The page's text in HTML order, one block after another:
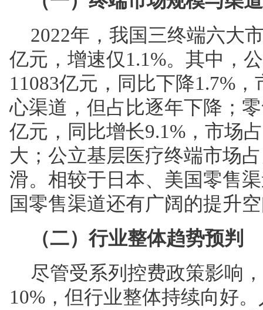
2022年，我国三终端六大
亿元，增速仅1.1%。其中，
11083亿元，同比下降1.7%
心渠道，但占比逐年下降；
亿元，同比增长9.1%，市场
大；公立基层医疗终端市场
滑。相较于日本、美国零售
国零售渠道还有广阔的提升
（二）行业整体趋势预判
尽管受系列控费政策影响
10%，但行业整体持续向好